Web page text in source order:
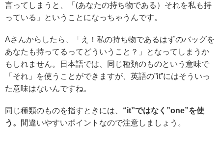
言ってしまうと、「(あなたの持ち物である）それを私も持
っている」ということになっちゃうんです。
Aさんからしたら、「え！私の持ち物であるはずのバッグを
あなたも持ってるってどういうこと？」となってしまうか
もしれません。日本語では、同じ種類のものという意味で
「それ」を使うことができますが、英語の”it”にはそういっ
た意味はないんですね。
同じ種類のものを指すときには、 “it”ではなく”one”を使
う。
間違いやすいポイントなので注意しましょう。